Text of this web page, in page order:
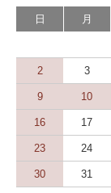
日 月
2 3
9 10
16 17
23 24
30 31